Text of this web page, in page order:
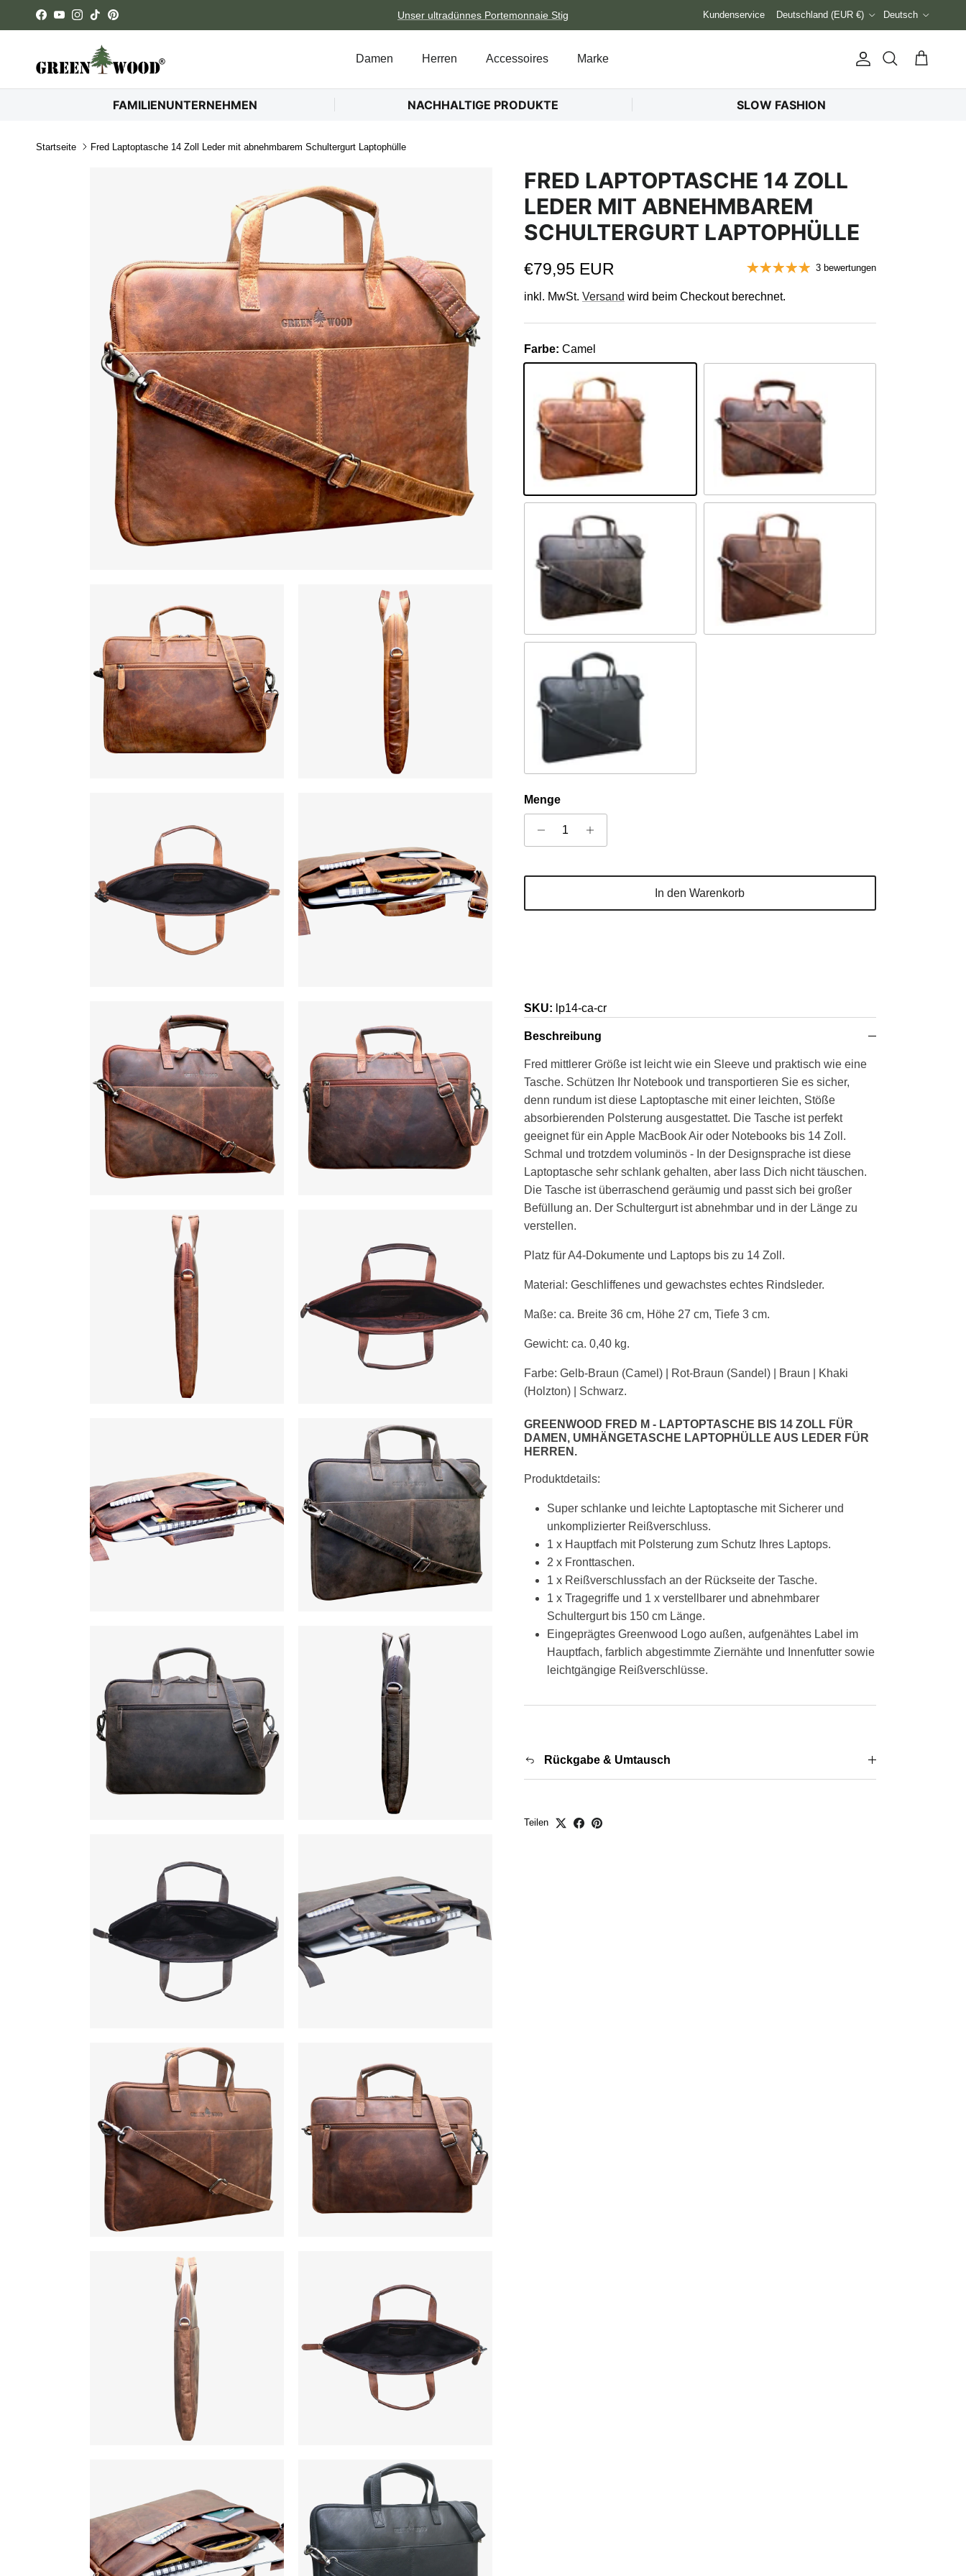
Direkt zum Inhalt
Facebook
YouTubeInstagram
TikTokPinterest Unser ultradünnes Portemonnaie Stig Kundenservice Deutschland (EUR €) Deutsch
Damen Herren Accessoires Marke Konto Suchen
FAMILIENUNTERNEHMEN NACHHALTIGE PRODUKTE SLOW FASHION
Startseite Fred Laptoptasche 14 Zoll Leder mit abnehmbarem Schultergurt Laptophülle
FRED LAPTOPTASCHE 14 ZOLL
LEDER MIT ABNEHMBAREM
SCHULTERGURT LAPTOPHÜLLE
Normaler Preis
€79,95 EUR
inkl. MwSt. Versand wird beim Checkout berechnet.
3 bewertungen
Farbe: Camel
Camel Sandel
Braun Khaki
Schwarz
Menge
In den Warenkorb
SKU: lp14-ca-cr
Beschreibung
Fred mittlerer Größeist leicht wie ein Sleeve und praktisch wie eine
Tasche. Schützen Ihr Notebook und transportieren Sie es sicher,
denn rundum ist diese Laptoptasche mit einer leichten, Stöße
absorbierenden Polsterung ausgestattet. Die Tasche ist perfekt
geeignet für ein Apple MacBook Air oder Notebooks bis 14 Zoll.
Schmal und trotzdem voluminös - In der Designsprache ist diese
Laptoptasche sehr schlank gehalten, aber lass Dich nicht täuschen.
Die Tasche ist überraschend geräumig und passt sich bei großer
Befüllung an. Der Schultergurt ist abnehmbar und in der Länge zu
verstellen.
Platz für A4-Dokumente und Laptops bis zu 14 Zoll.
Material: Geschliffenes und gewachstes echtes Rindsleder.
Maße: ca. Breite 36 cm, Höhe 27 cm, Tiefe 3 cm.
Gewicht: ca. 0,40 kg.
Farbe: Gelb-Braun (Camel) | Rot-Braun (Sandel) | Braun | Khaki
(Holzton) | Schwarz.
GREENWOOD FRED M - LAPTOPTASCHE BIS 14 ZOLL FÜR
DAMEN, UMHÄNGETASCHE LAPTOPHÜLLE AUS LEDER FÜR
HERREN.
Produktdetails:
Super schlanke und leichte Laptoptasche mit Sicherer und
unkomplizierter Reißverschluss.
1 x Hauptfach mit Polsterung zum Schutz Ihres Laptops.
2 x Fronttaschen.
1 x Reißverschlussfach an der Rückseite der Tasche.
1 x Tragegriffe und 1 x verstellbarer und abnehmbarer
Schultergurt bis 150 cm Länge.
Eingeprägtes Greenwood Logo außen, aufgenähtes Label im
Hauptfach, farblich abgestimmte Ziernähte und Innenfutter sowie
leichtgängige Reißverschlüsse.
Rückgabe & Umtausch
Teilen